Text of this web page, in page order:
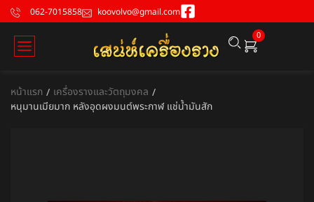
062-7015858 koovolvo@gmail.com
0
หน้าแรก / เครื่องรางและวัตถุมงคล /
หนุมานเมียมาก หลังอุดผงมนต์พระกาฬ แช่น้ำมันสัก